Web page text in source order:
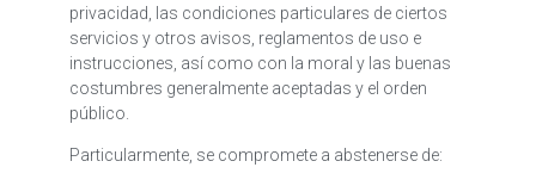
privacidad, las condiciones particulares de ciertos
servicios y otros avisos, reglamentos de uso e
instrucciones, así como con la moral y las buenas
costumbres generalmente aceptadas y el orden
público.
Particularmente, se compromete a abstenerse de: